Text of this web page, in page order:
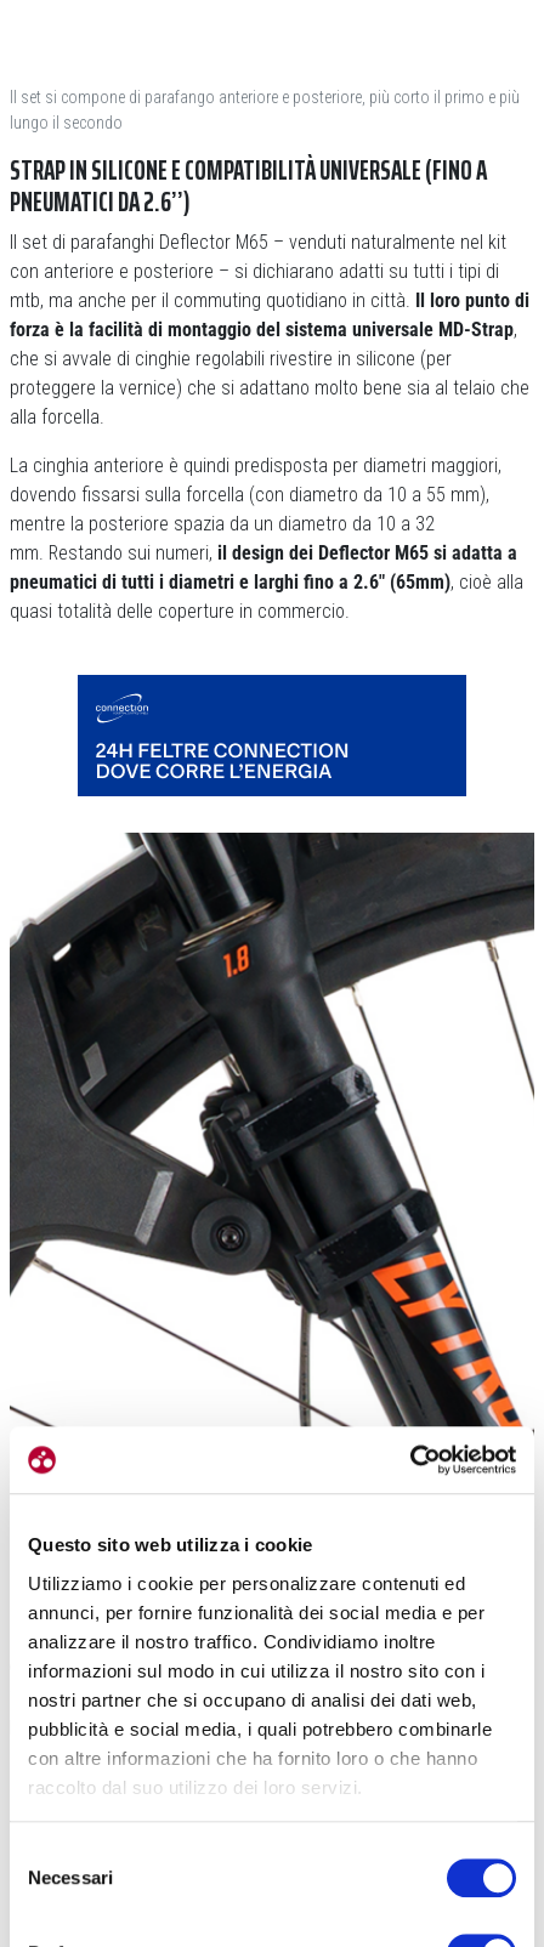
Questo sito web utilizza i cookie
Utilizziamo i cookie per personalizzare contenuti ed
annunci, per fornire funzionalità dei social media e per
analizzare il nostro traffico. Condividiamo inoltre
informazioni sul modo in cui utilizza il nostro sito con i
nostri partner che si occupano di analisi dei dati web,
pubblicità e social media, i quali potrebbero combinarle
con altre informazioni che ha fornito loro o che hanno
raccolto dal suo utilizzo dei loro servizi.
delNecessari
Il set si compone di parafango anteriore e posteriore, più corto il primo e più
lungo il secondo
STRAP IN SILICONE E COMPATIBILITÀ UNIVERSALE (FINO A
PNEUMATICI DA 2.6’’)
Il set di parafanghi Deflector M65 – venduti naturalmente nel kit
con anteriore e posteriore – si dichiarano adatti su tutti i tipi di
mtb, ma anche per il commuting quotidiano in città. Il loro punto di
forza è la facilità di montaggio del sistema universale MD-Strap,
che si avvale di cinghie regolabili rivestire in silicone (per
proteggere la vernice) che si adattano molto bene sia al telaio che
alla forcella.
La cinghia anteriore è quindi predisposta per diametri maggiori,
dovendo fissarsi sulla forcella (con diametro da 10 a 55 mm),
mentre la posteriore spazia da un diametro da 10 a 32
mm. Restando sui numeri, il design dei Deflector M65 si adatta a
pneumatici di tutti i diametri e larghi fino a 2.6″ (65mm), cioè alla
quasi totalità delle coperture in commercio.
COSTRUZIONE IN PLASTICA RINFORZATA ED ALTEZZA
REGOLABILE
I nuovi parafanghi Zéfal vogliono coniugare leggerezza e
resistenza, grazie alla lorocostruzione in polipropilene rinforzato
con fibra di vetro. Oltre a questo, grazie al pratico fissaggio con le
fascette,la posizione dei parafanghi può essere scelta a
piacimentoe regolata il più possibile vicino alla ruota,
indipendentemente dal tipo di bicicletta, sia essa un’e-bike, una full,
una front o una city-bike.